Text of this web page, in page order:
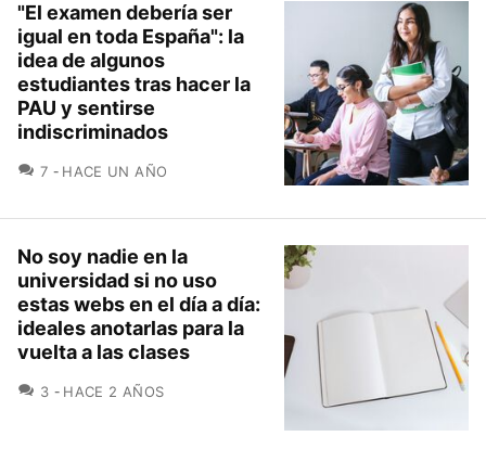
"El examen debería ser
igual en toda España": la
idea de algunos
estudiantes tras hacer la
PAU y sentirse
indiscriminados
7 COMENTARIOS
HACE UN AÑO
No soy nadie en la
universidad si no uso
estas webs en el día a día:
ideales anotarlas para la
vuelta a las clases
3 COMENTARIOS
HACE 2 AÑOS